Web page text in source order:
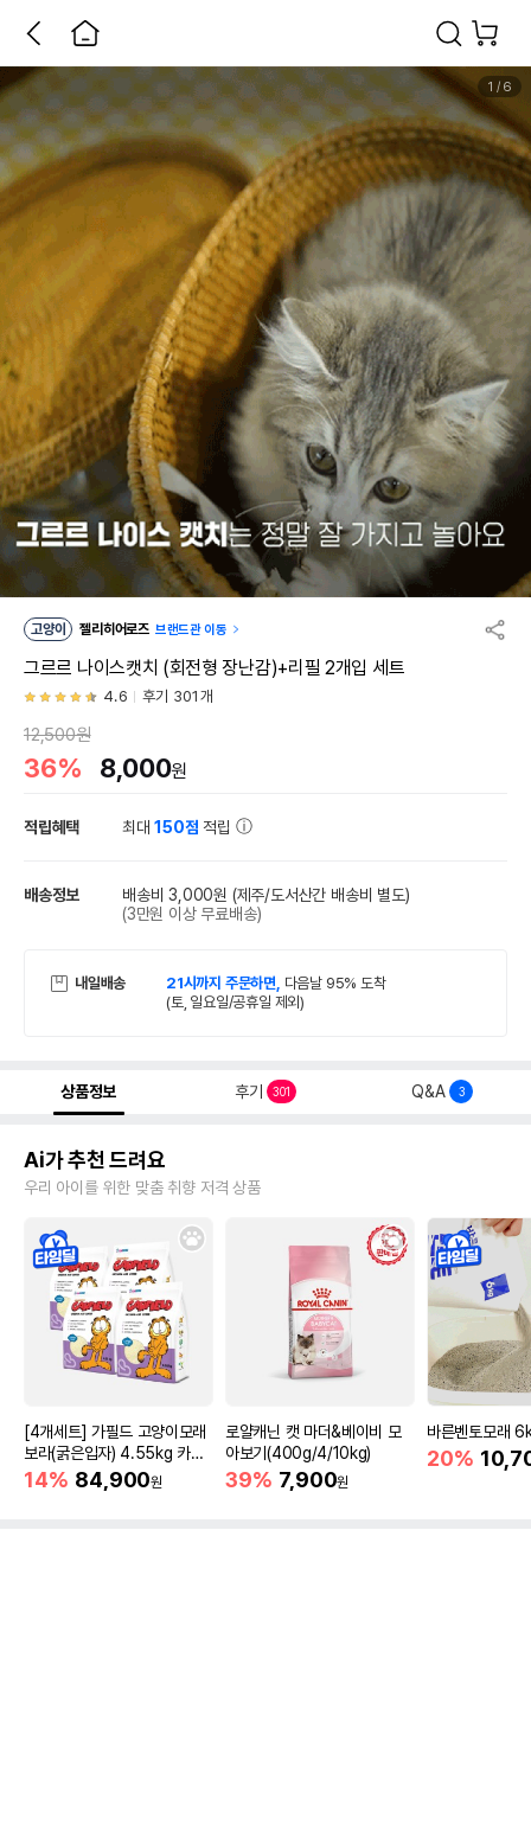
1 / 6
고양이 젤리히어로즈 브랜드관 이동
그르르 나이스캣치 (회전형 장난감)+리필 2개입 세트
4.6 후기 301개
12,500원
36% 8,000원
적립혜택 최대150점 적립
배송정보 배송비 3,000원 (제주/도서산간 배송비 별도)
(3만원 이상 무료배송)
내일배송 21시까지 주문하면, 다음날 95% 도착
(토, 일요일/공휴일 제외)
상품정보 후기 301 Q&A 3
Ai가 추천 드려요
우리 아이를 위한 맞춤 취향 저격 상품
[4개세트] 가필드 고양이모래
보라(굵은입자) 4.55kg 카사
바모래
14% 84,900원
로얄캐닌 캣 마더&베이비 모
아보기(400g/4/10kg)
39% 7,900원
바른벤토모래
20%